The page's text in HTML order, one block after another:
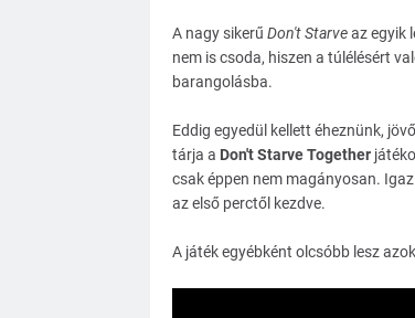
A nagy sikerű Don't Starveaz egyik
nem is csoda, hiszen a túlélésért
barangolásba.
Eddig egyedül kellett éheznünk,
tárja a Don't Starve Together
csak éppen nem magányosan.
az első perctől kezdve.
A játék egyébként olcsóbb lesz